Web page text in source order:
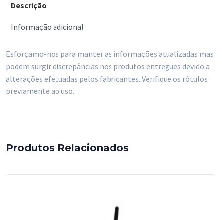
Esfregao
Palmilar
Descrição
Informação adicional
Esforçamo-nos para manter as informações atualizadas mas
podem surgir discrepâncias nos produtos entregues devido a
alterações efetuadas pelos fabricantes. Verifique os rótulos
previamente ao uso.
Produtos Relacionados